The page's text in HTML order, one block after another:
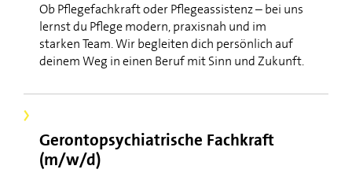
Ob Pflegefachkraft oder Pflegeassistenz – bei uns
lernst du Pflege modern, praxisnah und im
starken Team. Wir begleiten dich persönlich auf
deinem Weg in einen Beruf mit Sinn und Zukunft.
Gerontopsychiatrische Fachkraft
(m/w/d)